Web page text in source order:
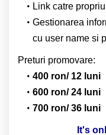
Link catre
Gestionarea
cu user name si
Preturi promovare:
400 ron/ 12 luni
600 ron/ 24 luni
700 ron/ 36 luni
It's